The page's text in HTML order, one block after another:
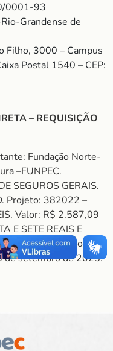
0001-93
Grandense de
Filho, 3000 – Campus
Postal 1540 – CEP:
– REQUISIÇÃO
Fundação Norte-
–FUNPEC.
SEGUROS GERAIS.
Projeto: 382022 –
Valor: R$ 2.587,09
E SETE REAIS E
Art. 26, Inciso II do
de setembro de 2025.